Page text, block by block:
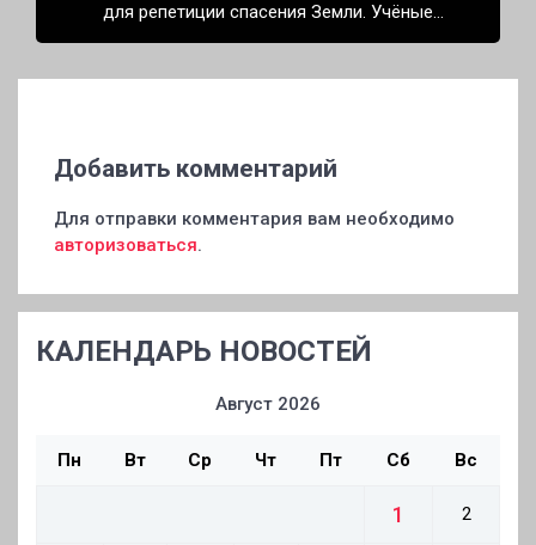
для репетиции спасения Земли. Учёные
протестуют
Добавить комментарий
Для отправки комментария вам необходимо
авторизоваться.
КАЛЕНДАРЬ НОВОСТЕЙ
Август 2026
Пн Вт Ср Чт Пт Сб Вс
1 2